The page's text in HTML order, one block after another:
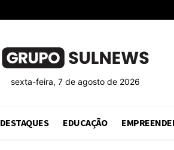
sexta-feira, 7 de agosto de 2026
DESTAQUES EDUCAÇÃO